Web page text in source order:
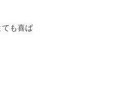
も喜ば